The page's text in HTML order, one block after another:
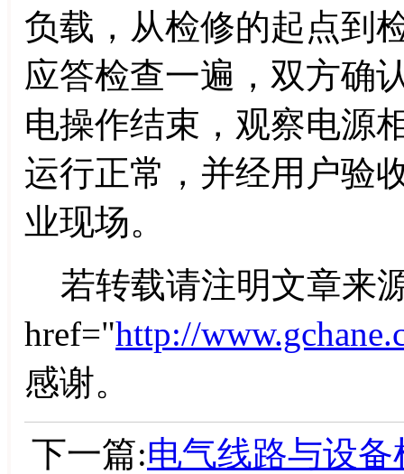
负载，从检修的起点到
应答检查一遍，双方确
电操作结束，观察电源
运行正常，并经用户验
业现场。
若转载请注明文章来
href="http://
感谢。
下一篇:电气线路与设